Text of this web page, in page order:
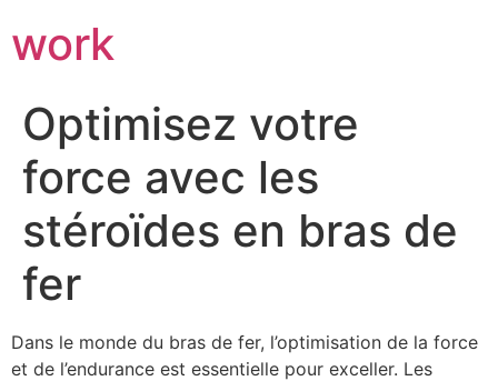
work
Optimisez votre
force avec les
stéroïdes en bras de
fer
Dans le monde du bras de fer, l’optimisation de la force
et de l’endurance est essentielle pour exceller. Les